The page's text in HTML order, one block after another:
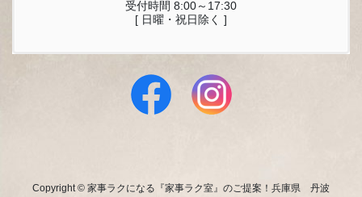
受付時間 8:00～17:30
[ 日曜・祝日除く ]
Copyright © 家事ラクになる『家事ラク室』のご提案！兵庫県 丹波